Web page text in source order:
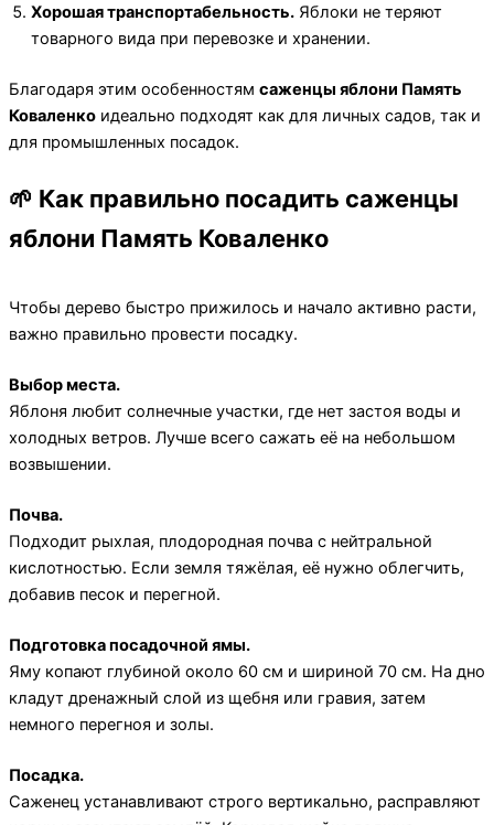
Хорошая транспортабельность. Яблоки не теряют
товарного вида при перевозке и хранении.
Благодаря этим особенностям саженцы яблони Память
Коваленко идеально подходят как для личных садов, так и
для промышленных посадок.
🌱 Как правильно посадить саженцы
яблони Память Коваленко
Чтобы дерево быстро прижилось и начало активно расти,
важно правильно провести посадку.
Выбор места.
Яблоня любит солнечные участки, где нет застоя воды и
холодных ветров. Лучше всего сажать её на небольшом
возвышении.
Почва.
Подходит рыхлая, плодородная почва с нейтральной
кислотностью. Если земля тяжёлая, её нужно облегчить,
добавив песок и перегной.
Подготовка посадочной ямы.
Яму копают глубиной около 60 см и шириной 70 см. На дно
кладут дренажный слой из щебня или гравия, затем
немного перегноя и золы.
Посадка.
Саженец устанавливают строго вертикально, расправляют